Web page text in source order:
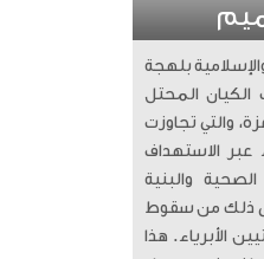
والإسلامية بلهجة
المحتل
والتي تجاوزت
الاستهداف
والبنية
ذلك من سقوط
الأبرياء. ​ هذا